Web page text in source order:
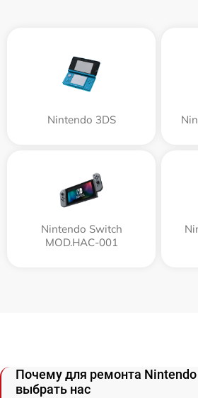
Nintendo 3DS
Nintendo Switch
MOD.HAC-001
Почему для ремонта
выбрать нас